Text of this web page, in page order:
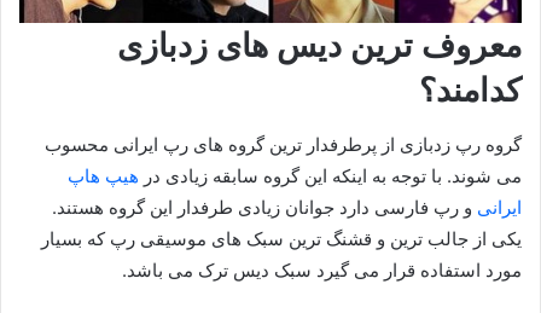
معروف ترین دیس های زدبازی
کدامند؟
گروه رپ زدبازی از پرطرفدار ترین گروه های رپ ایرانی محسوب
می شوند. با توجه به اینکه این گروه سابقه زیادی در هیپ هاپ
ایرانی و رپ فارسی دارد جوانان زیادی طرفدار این گروه هستند.
یکی از جالب ترین و قشنگ ترین سبک های موسیقی رپ که بسیار
مورد استفاده قرار می گیرد سبک دیس ترک می باشد.